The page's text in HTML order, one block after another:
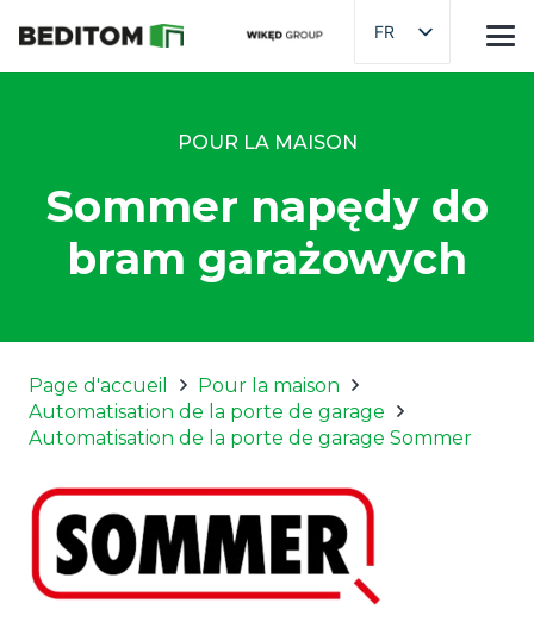
FR
POUR LA MAISON
Sommer napędy do
bram garażowych
Page d'accueil
Pour la maison
Automatisation de la porte de garage
Automatisation de la porte de garage Sommer